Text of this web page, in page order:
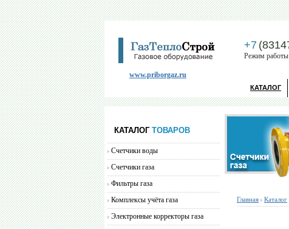
www.priborgaz.ru
+7
Режим
КАТАЛОГ
КАТАЛОГТОВАРОВ
Счетчики воды
Счетчики газа
Фильтры газа
Комплексы учёта газа
Электронные корректоры газа
Главная Каталог